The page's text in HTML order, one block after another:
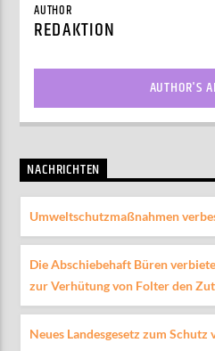
AUTHOR
REDAKTION
AUTHOR'S
NACHRICHTEN
Umweltschutzmaßnahmen
Die Abschiebehaft Büren
zur Verhütung von Folter den
Neues Landesgesetz zum